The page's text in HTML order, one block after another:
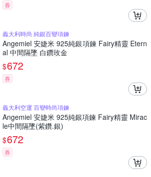
券
義大利時尚 純銀百變項鍊
Angemiel 安婕米 925純銀項鍊 Fairy精靈 Etern
al 中間隔墜 白鑽玫金
$672
券
義大利空運 百變時尚項鍊
Angemiel 安婕米 925純銀項鍊 Fairy精靈 Mirac
le中間隔墜(紫鑽.銀)
$672
券